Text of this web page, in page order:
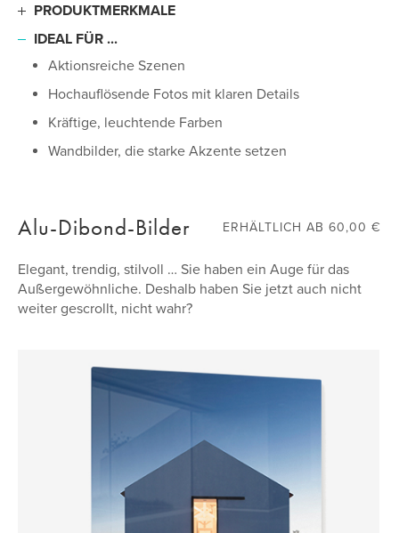
PRODUKTMERKMALE
Hochwertiges, kristallklares Foto-Acrylglas
Drei rückseitige Paneele für Schutz und
Mit Diamantschleifern glattgeschliffene Kanten
Mit Anleitung für die perfekte Aufhängung
IDEAL FÜR ...
Aktionsreiche Szenen
Hochauflösende Fotos mit klaren Details
Kräftige, leuchtende Farben
Wandbilder, die starke Akzente setzen
Alu-Dibond-Bilder ERHÄLTLICH AB 60,00 €
Elegant, trendig, stilvoll … Sie haben ein Auge für das
Außergewöhnliche. Deshalb haben Sie jetzt auch nicht
weiter gescrollt, nicht wahr?